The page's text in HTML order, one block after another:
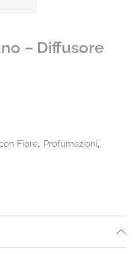
– Diffusore
Fiore Profumazioni